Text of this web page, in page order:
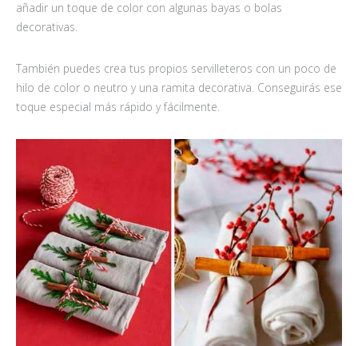
añadir un toque de color con algunas bayas o bolas
decorativas.
También puedes crea tus propios servilleteros con un poco de
hilo de color o neutro y una ramita decorativa. Conseguirás ese
toque especial más rápido y fácilmente.